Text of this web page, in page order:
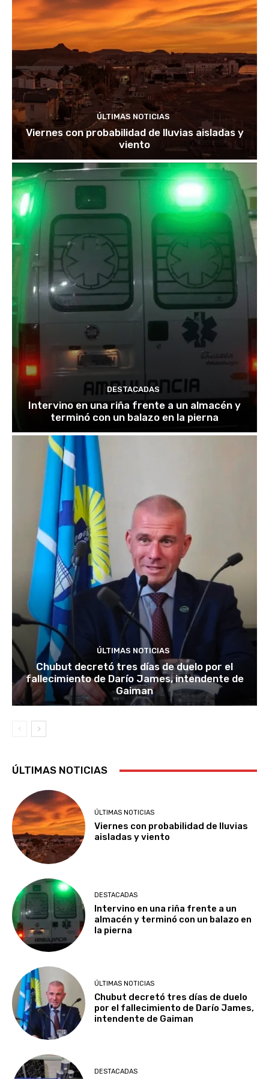
ÚLTIMAS NOTICIAS
Viernes con probabilidad de lluvias aisladas y
viento
DESTACADAS
Intervino en una riña frente a un almacén y
terminó con un balazo en la pierna
ÚLTIMAS NOTICIAS
Chubut decretó tres días de duelo por el
fallecimiento de Darío James, intendente de
Gaiman
ÚLTIMAS NOTICIAS
ÚLTIMAS NOTICIAS
Viernes con probabilidad de lluvias
aisladas y viento
DESTACADAS
Intervino en una riña frente a un
almacén y terminó con un balazo en
la pierna
ÚLTIMAS NOTICIAS
Chubut decretó tres días de duelo
por el fallecimiento de Darío James,
intendente de Gaiman
DESTACADAS